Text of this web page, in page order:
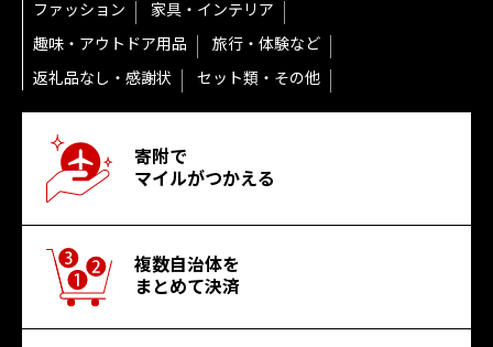
ファッション
家具・インテリア
趣味・アウトドア用品
旅行・体験など
返礼品なし・感謝状
セット類・その他
寄附で
マイルがつかえる
複数自治体を
まとめて決済